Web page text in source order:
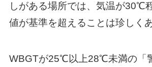
しがある場所では、気温が30℃
値が基準を超えることは珍しく
WBGTが25℃以上28℃未満の「